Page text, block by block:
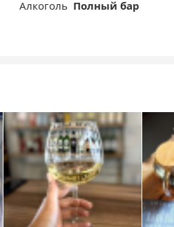
Aлкоголь Полный бар